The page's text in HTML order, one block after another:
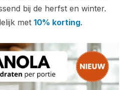
bij de herfst en winter.
met 10% korting.